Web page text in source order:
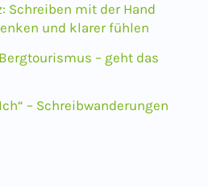
Schreiben mit der Hand
und klarer fühlen
– geht das
– Schreibwanderungen